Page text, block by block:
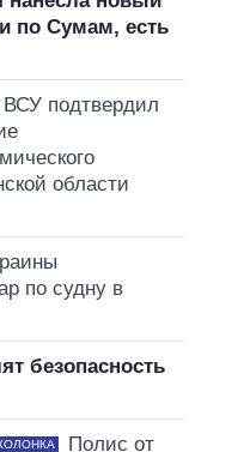
по Сумам, есть
ВСУ подтвердил
области
по судну в
безопасность
Полис от